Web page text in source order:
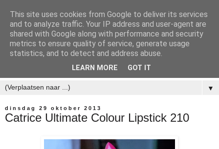
▼
dinsdag 29 oktober 2013
Catrice Ultimate Colour Lipstick 210
This site uses cookies from Google to deliver its services
and to analyze traffic. Your IP address and user-agent are
shared with Google along with performance and security
metrics to ensure quality of service, generate usage
statistics, and to detect and address abuse.
LEARN MORE GOT IT